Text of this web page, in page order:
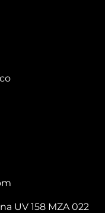
UV 158 MZA 022